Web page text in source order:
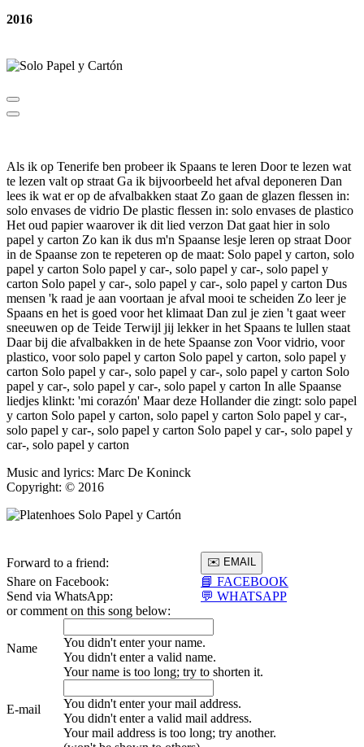
2016
Als ik op Tenerife ben probeer ik Spaans te leren Door te lezen wat
te lezen valt op straat Ga ik bijvoorbeeld het afval deponeren Dan
lees ik wat er op de afvalbakken staat Zo gaan de glazen flessen in:
solo envases de vidrio De plastic flessen in: solo envases de plastico
Het oud papier waarover ik dit lied verzon Dat gaat hier in solo
papel y carton Zo kan ik dus m'n Spaanse lesje leren op straat Door
in de Spaanse zon te repeteren op de maat: Solo papel y carton, solo
papel y carton Solo papel y car-, solo papel y car-, solo papel y
carton Solo papel y car-, solo papel y car-, solo papel y carton Dus
mensen 'k raad je aan voortaan je afval mooi te scheiden Zo leer je
Spaans en het is goed voor het klimaat Dan zul je zien 't gaat weer
sneeuwen op de Teide Terwijl jij lekker in het Spaans te lullen staat
Daar bij die afvalbakken in de hete Spaanse zon Voor vidrio, voor
plastico, voor solo papel y carton Solo papel y carton, solo papel y
carton Solo papel y car-, solo papel y car-, solo papel y carton Solo
papel y car-, solo papel y car-, solo papel y carton In alle Spaanse
liedjes klinkt: 'mi corazón' Maar deze Hollander die zingt: solo papel
y carton Solo papel y carton, solo papel y carton Solo papel y car-,
solo papel y car-, solo papel y carton Solo papel y car-, solo papel y
car-, solo papel y carton
Music and lyrics: Marc De Koninck
Copyright: © 2016
Forward to a friend:
Share on Facebook:
📘 FACEBOOK
Send via WhatsApp:
💬 WHATSAPP
or comment on this song below:
Name
You didn't enter your name.
You didn't enter a valid name.
Your name is too long; try to shorten it.
E-mail
You didn't enter your mail address.
You didn't enter a valid mail address.
Your mail address is too long; try another.